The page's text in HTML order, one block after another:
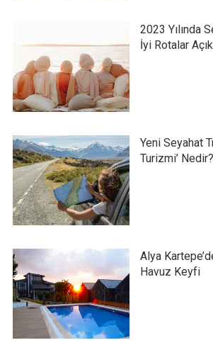
2023 Yılında
İyi Rotalar
Yeni Seyahat
Turizmi’ Nedir?
Alya
Havuz Keyfi